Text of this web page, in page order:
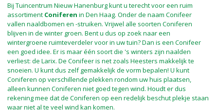
Bij Tuincentrum Nieuw Hanenburg kunt u terecht voor een ruim
assortiment Coniferen in Den Haag. Onder de naam Conifeer
vallen naaldbomen en -struiken. Vrijwel alle soorten Coniferen
blijven in de winter groen. Bent u dus op zoek naar een
wintergroene ruimteverdeler voor in uw tuin? Dan is een Conifeer
een goed idee. Er is maar één soort die 's winters zijn naalden
verliest: de Larix. De Conifeer is net zoals Heesters makkelijk te
snoeien. U kunt dus zelf gemakkelijk de vorm bepalen! U kunt
Coniferen op verschillende plekken rondom uw huis plaatsen,
alleen kunnen Coniferen niet goed tegen wind. Houdt er dus
rekening mee dat de Coniferen op een redelijk beschut plekje staan
waar niet al te veel wind kan komen.